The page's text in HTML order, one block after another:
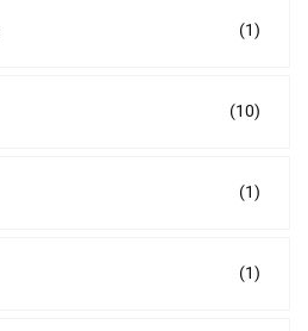
(1)
(10)
(1)
(1)